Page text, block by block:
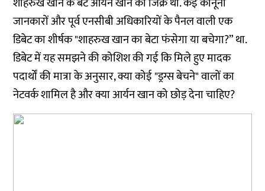
जानकारों और पूर्व एनसीबी अधिकारियों के पैनल वाली एक
डिबेट का शीर्षक "शाहरुख खान का बेटा फंसेगा या बचेगा?” था.
डिबेट में यह समझने की कोशिश की गई कि मिले हुए मादक
पदार्थों की मात्रा के अनुसार, क्या कोई "ड्रग्स बेचने" वालों का
नेटवर्क शामिल है और क्या आर्यन खान को छोड़ देना चाहिए?